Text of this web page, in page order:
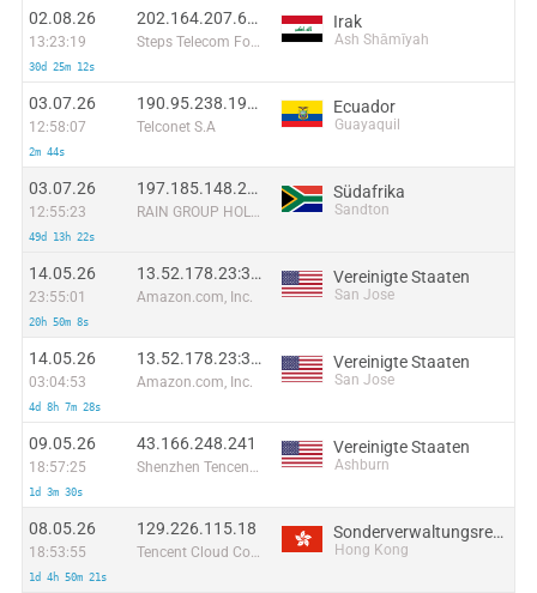
02.08.26
13:23:19
30d 25m 12s
202.164.207.67:17631
Steps Telecom For Internet Ltd.
Irak
Ash Shāmīyah
03.07.26
12:58:07
2m 44s
190.95.238.194:41760
Telconet S.A
Ecuador
Guayaquil
03.07.26
12:55:23
49d 13h 22s
197.185.148.27:62500
RAIN GROUP HOLDINGS (PTY) LTD
Südafrika
Sandton
14.05.26
23:55:01
20h 50m 8s
13.52.178.23:38232
Amazon.com, Inc.
Vereinigte Staaten
San Jose
14.05.26
03:04:53
4d 8h 7m 28s
13.52.178.23:39494
Amazon.com, Inc.
Vereinigte Staaten
San Jose
09.05.26
18:57:25
1d 3m 30s
43.166.248.241
Shenzhen Tencent Computer Systems Company Limited
Vereinigte Staaten
Ashburn
08.05.26
18:53:55
1d 4h 50m 21s
129.226.115.18
Tencent Cloud Computing (Beijing) Co
Sonderverwaltungsregion Hongkong
Hong Kong